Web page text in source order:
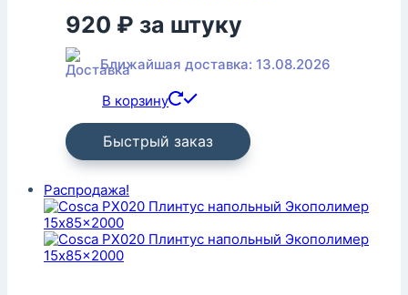
920 ₽ за штуку
Ближайшая доставка: 13.08.2026
В корзину
Быстрый заказ
Распродажа!